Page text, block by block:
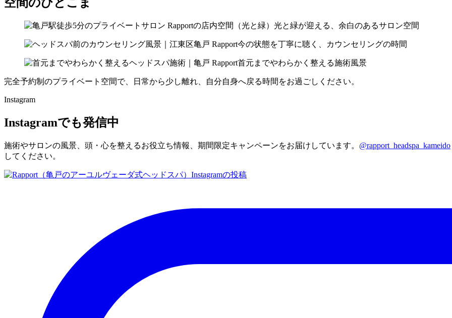
光と緑が迎える、余白のあるサロン空間
今の状態を丁寧に聴く、カウンセリングの時間
首元までやわらかく整える施術風景
完全予約制のプライベート空間で、日常から少し離れ、自分自身へ戻る時間をお過ごしください。
Instagram
Instagramでも発信中
施術やサロンの風景、頭・心を整えるお役立ち情報、期間限定キャンペーンをお届けしています。 @rapport_headspa_kameido
してください。